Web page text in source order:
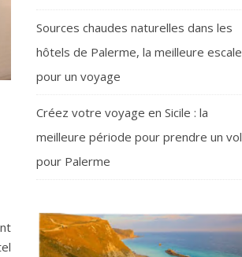
Sources chaudes naturelles dans les
hôtels de Palerme, la meilleure escale
pour un voyage
Créez votre voyage en Sicile : la
meilleure période pour prendre un vol
pour Palerme